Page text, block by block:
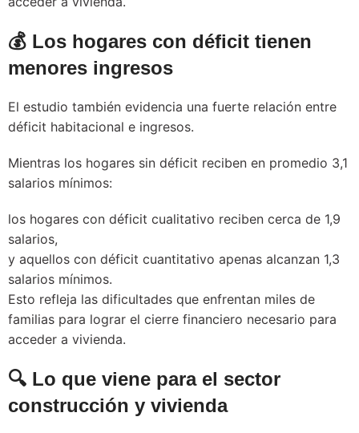
💰 Los hogares con déficit tienen
menores ingresos
El estudio también evidencia una fuerte relación entre
déficit habitacional e ingresos.
Mientras los hogares sin déficit reciben en promedio 3,1
salarios mínimos:
los hogares con déficit cualitativo reciben cerca de 1,9
salarios,
y aquellos con déficit cuantitativo apenas alcanzan 1,3
salarios mínimos.
Esto refleja las dificultades que enfrentan miles de
familias para lograr el cierre financiero necesario para
acceder a vivienda.
🔍 Lo que viene para el sector
construcción y vivienda